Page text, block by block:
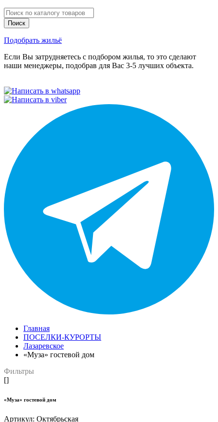
Подобрать жильё
Если Вы затрудняетесь с подбором жилья, то это сделают
наши менеджеры, подобрав для Вас 3-5 лучших объекта.
Главная
ПОСЕЛКИ-КУРОРТЫ
Лазаревское
«Муза» гостевой дом
Фильтры
[]
«Муза» гостевой дом
Артикул: Октябрьская